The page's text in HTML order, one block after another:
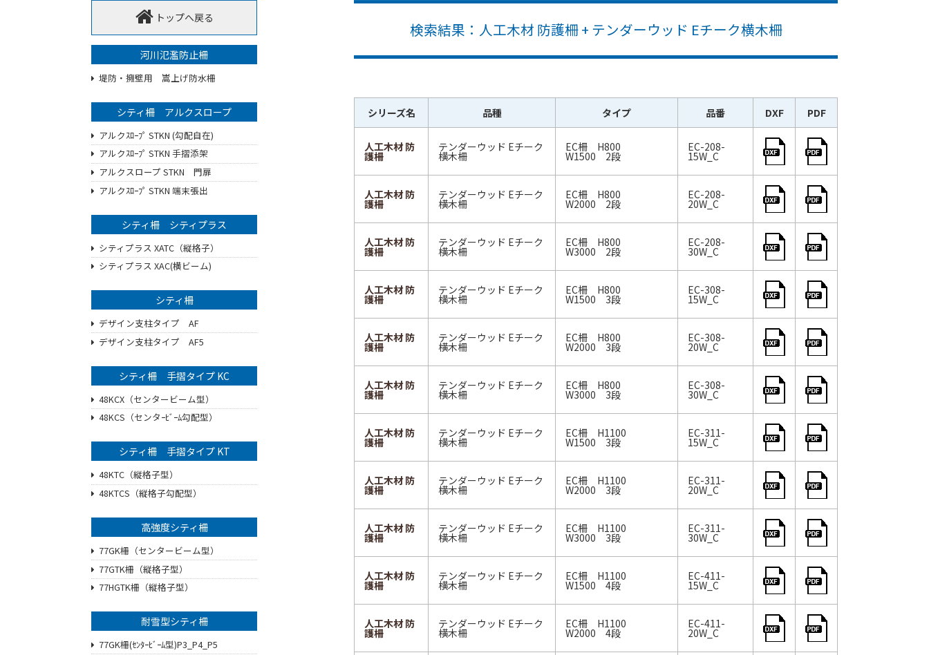
検索結果：人工木材 防護柵 + テンダーウッド Eチーク横木柵
シリーズ名 品種 タイプ 品番 DXF PDF
人工木材 防
護柵
テンダーウッド Eチーク
横木柵
EC柵 H800
W1500 2段
EC-208-
15W_C
人工木材 防
護柵
テンダーウッド Eチーク
横木柵
EC柵 H800
W2000 2段
EC-208-
20W_C
人工木材 防
護柵
テンダーウッド Eチーク
横木柵
EC柵 H800
W3000 2段
EC-208-
30W_C
人工木材 防
護柵
テンダーウッド Eチーク
横木柵
EC柵 H800
W1500 3段
EC-308-
15W_C
人工木材 防
護柵
テンダーウッド Eチーク
横木柵
EC柵 H800
W2000 3段
EC-308-
20W_C
人工木材 防
護柵
テンダーウッド Eチーク
横木柵
EC柵 H800
W3000 3段
EC-308-
30W_C
人工木材 防
護柵
テンダーウッド Eチーク
横木柵
EC柵 H1100
W1500 3段
EC-311-
15W_C
人工木材 防
護柵
テンダーウッド Eチーク
横木柵
EC柵 H1100
W2000 3段
EC-311-
20W_C
人工木材 防
護柵
テンダーウッド Eチーク
横木柵
EC柵 H1100
W3000 3段
EC-311-
30W_C
人工木材 防
護柵
テンダーウッド Eチーク
横木柵
EC柵 H1100
W1500 4段
EC-411-
15W_C
人工木材 防
護柵
テンダーウッド Eチーク
横木柵
EC柵 H1100
W2000 4段
EC-411-
20W_C
トップへ戻る
河川氾濫防止柵
堤防・擁壁用 嵩上げ防水柵
シティ柵 アルクスロープ
アルクｽﾛｰﾌﾟ STKN (勾配自在)
アルクｽﾛｰﾌﾟ STKN 手摺添架
アルクスロープ STKN 門扉
アルクｽﾛｰﾌﾟ STKN 端末張出
シティ柵 シティプラス
シティプラス XATC（縦格子）
シティプラス XAC(横ビーム)
シティ柵
デザイン支柱タイプ AF
デザイン支柱タイプ AF5
シティ柵 手摺タイプ KC
48KCX（センタービーム型）
48KCS（センタｰﾋﾞｰﾑ勾配型）
シティ柵 手摺タイプ KT
48KTC（縦格子型）
48KTCS（縦格子勾配型）
高強度シティ柵
77GK柵（センタービーム型）
77GTK柵（縦格子型）
77HGTK柵（縦格子型）
耐雪型シティ柵
77GK柵(ｾﾝﾀｰﾋﾞｰﾑ型)P3_P4_P5